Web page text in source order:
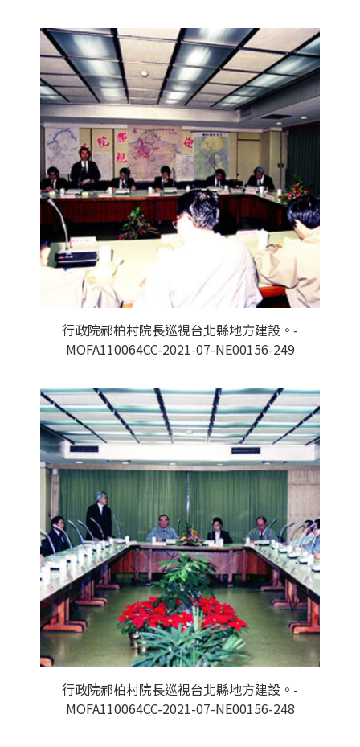
行政院郝柏村院長巡視台北縣地方建設。-
MOFA110064CC-2021-07-NE00156-249
行政院郝柏村院長巡視台北縣地方建設。-
MOFA110064CC-2021-07-NE00156-248